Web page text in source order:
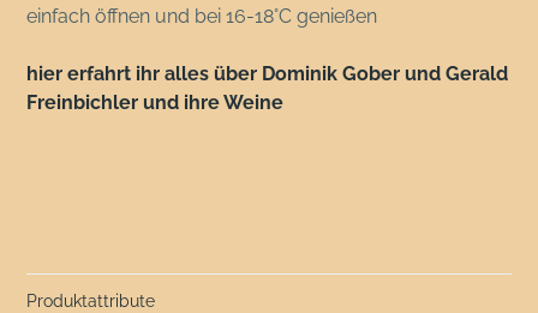
einfach öffnen und bei 16-18°C genießen
hier erfahrt ihr alles über Dominik Gober und Gerald
Freinbichler und ihre Weine
Produktattribute